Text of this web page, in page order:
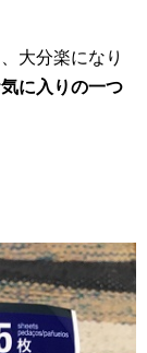
大分楽になり
に入りの一つ